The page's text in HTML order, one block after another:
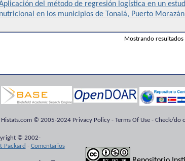
del método de regresión logística en un
nutricional en los municipios de Tonalá, Puerto
Mostrando resultados
Histats.com © 2005-2024 Privacy Policy - Terms Of Use - Check/do
© 2002-
Packard - Comentarios